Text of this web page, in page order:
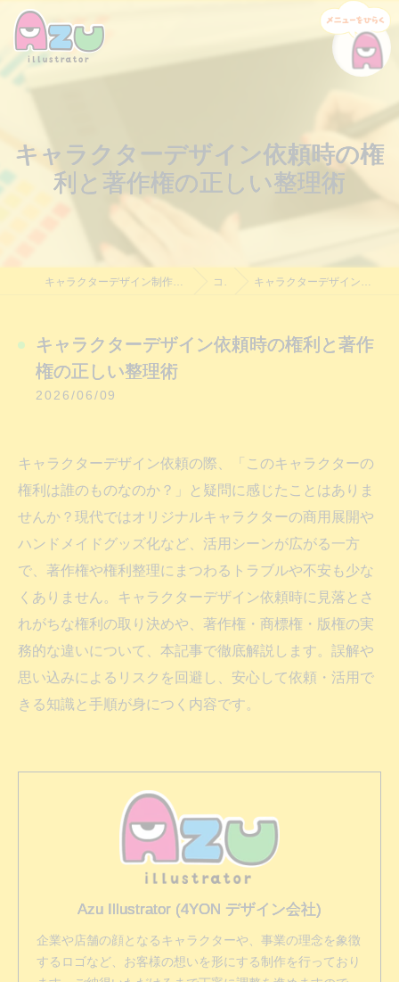
キャラクターデザイン依頼時の権
利と著作権の正しい整理術
コラム キャラクターデザイン依頼時の権利と著作権の正しい整理術
キャラクターデザイン依頼時の権利と著作
権の正しい整理術
2026/06/09
キャラクターデザイン依頼の際、「このキャラクターの
権利は誰のものなのか？」と疑問に感じたことはありま
せんか？現代ではオリジナルキャラクターの商用展開や
ハンドメイドグッズ化など、活用シーンが広がる一方
で、著作権や権利整理にまつわるトラブルや不安も少な
くありません。キャラクターデザイン依頼時に見落とさ
れがちな権利の取り決めや、著作権・商標権・版権の実
務的な違いについて、本記事で徹底解説します。誤解や
思い込みによるリスクを回避し、安心して依頼・活用で
きる知識と手順が身につく内容です。
Azu Illustrator (4YON デザイン会社)
企業や店舗の顔となるキャラクターや、事業の理念を象徴
するロゴなど、お客様の想いを形にする制作を行っており